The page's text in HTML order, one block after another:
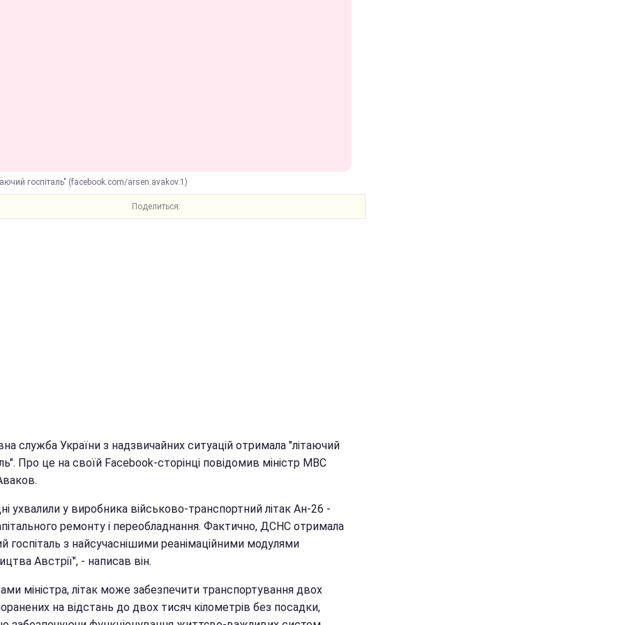
госпіталь" (facebook.com/arsen.avakov.1)
Поделиться:
служба України з надзвичайних ситуацій отримала "літаючий
Про це на своїй Facebook-сторінці повідомив міністр МВС
ухвалили у виробника військово-транспортний літак Ан-26 -
ремонту і переобладнання. Фактично, ДСНС отримала
госпіталь з найсучаснішими реанімаційними модулями
Австрії", - написав він.
міністра, літак може забезпечити транспортування двох
на відстань до двох тисяч кілометрів без посадки,